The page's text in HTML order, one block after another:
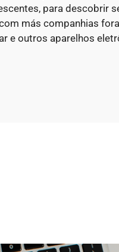
para descobrir
más companhias
e outros aparelhos